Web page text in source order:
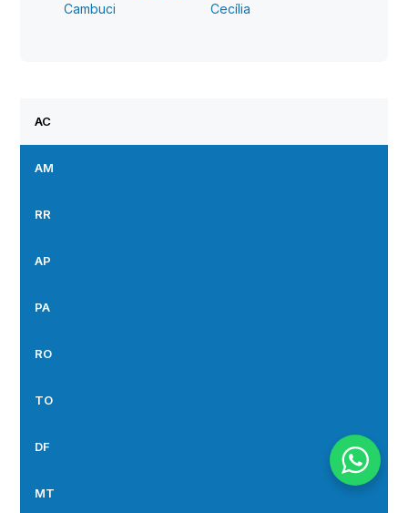
Cambuci
Cecília
AC
AM
RR
AP
PA
RO
TO
DF
MT